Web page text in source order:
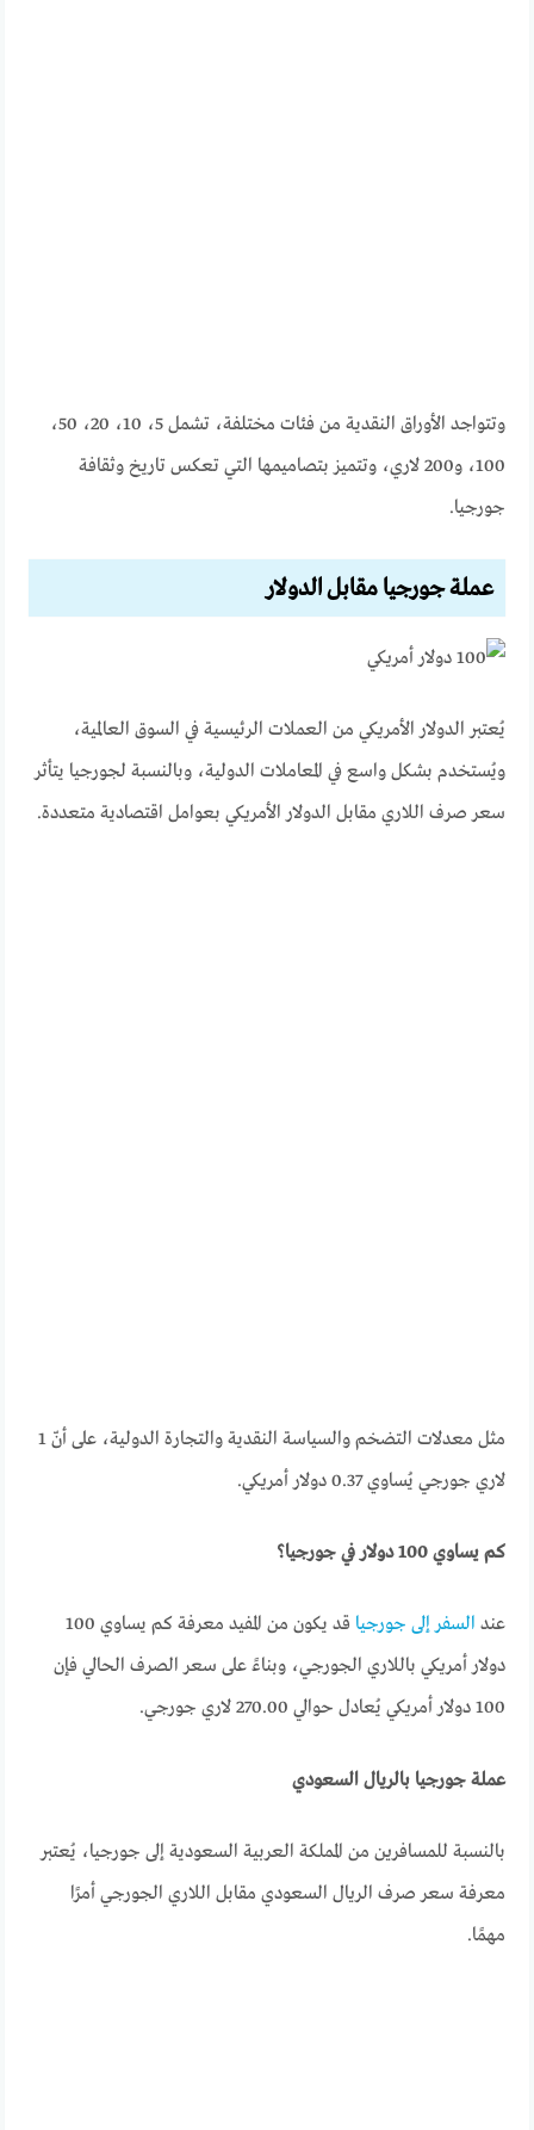
وتتواجد الأوراق النقدية من فئات مختلفة، تشمل 5، 10، 20، 50،
100، و200 لاري، وتتميز بتصاميمها التي تعكس تاريخ وثقافة
جورجيا.
عملة جورجيا مقابل الدولار
يُعتبر الدولار الأمريكي من العملات الرئيسية في السوق العالمية،
ويُستخدم بشكل واسع في المعاملات الدولية، وبالنسبة لجورجيا يتأثر
سعر صرف اللاري مقابل الدولار الأمريكي بعوامل اقتصادية متعددة.
مثل معدلات التضخم والسياسة النقدية والتجارة الدولية، على أنّ 1
لاري جورجي يُساوي 0.37 دولار أمريكي.
كم يساوي 100 دولار في جورجيا؟
عند السفر إلى جورجيا
قد يكون من المفيد معرفة كم يساوي 100
دولار أمريكي باللاري الجورجي، وبناءً على سعر الصرف الحالي فإن
100 دولار أمريكي يُعادل حوالي 270.00 لاري جورجي.
عملة جورجيا بالريال السعودي
بالنسبة للمسافرين من المملكة العربية السعودية إلى جورجيا، يُعتبر
معرفة سعر صرف الريال السعودي مقابل اللاري الجورجي أمرًا
مهمًا.